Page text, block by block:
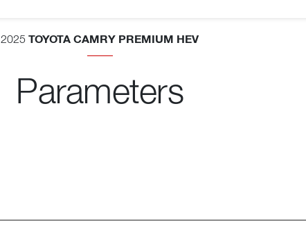
2025 TOYOTA CAMRY PREMIUM HEV
Parameters